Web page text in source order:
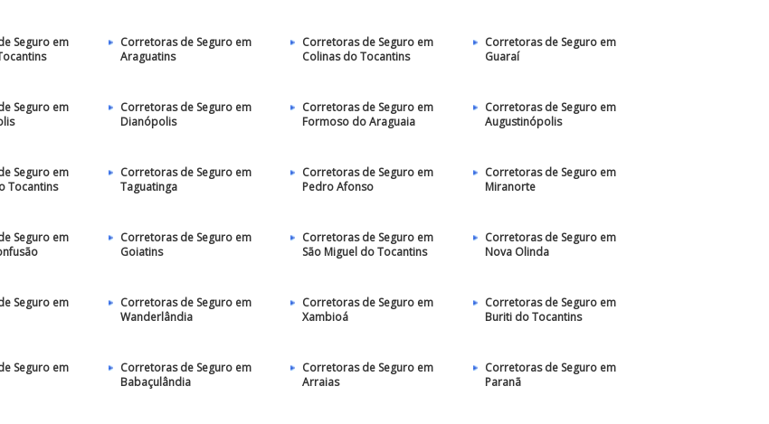
Seguro em
Corretoras de Seguro em
Araguatins
Corretoras de Seguro em
Colinas do Tocantins
Corretoras de Seguro em
Guaraí
Seguro em
Corretoras de Seguro em
Dianópolis
Corretoras de Seguro em
Formoso do Araguaia
Corretoras de Seguro em
Augustinópolis
Seguro em
Tocantins
Corretoras de Seguro em
Taguatinga
Corretoras de Seguro em
Pedro Afonso
Corretoras de Seguro em
Miranorte
Seguro em
Corretoras de Seguro em
Goiatins
Corretoras de Seguro em
São Miguel do Tocantins
Corretoras de Seguro em
Nova Olinda
Seguro em
Corretoras de Seguro em
Wanderlândia
Corretoras de Seguro em
Xambioá
Corretoras de Seguro em
Buriti do Tocantins
Seguro em
Corretoras de Seguro em
Babaçulândia
Corretoras de Seguro em
Arraias
Corretoras de Seguro em
Paranã